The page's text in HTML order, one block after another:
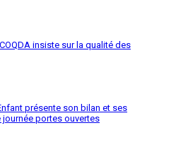
insiste sur la qualité des
présente son bilan et ses
journée portes ouvertes